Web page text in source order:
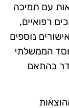
עם תמיכה
רפואיים,
נוספים
הממשלתי
בהתאם